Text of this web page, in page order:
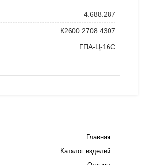
4.688.287
К2600.2708.4307
ГПА-Ц-16С
Главная
Каталог изделий